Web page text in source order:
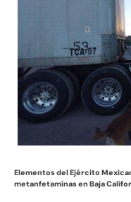
Elementos del Ejército
metanfetaminas en Baja